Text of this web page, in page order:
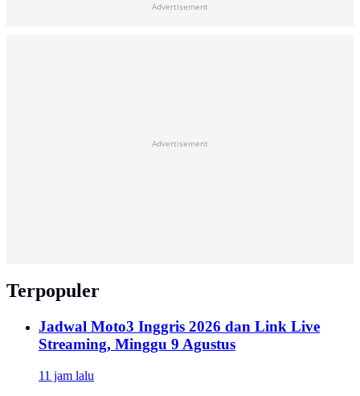
Advertisement
Advertisement
Terpopuler
Jadwal Moto3 Inggris 2026 dan Link Live
Streaming, Minggu 9 Agustus
11 jam lalu